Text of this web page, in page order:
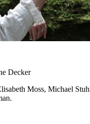
Decker
Moss, Michael